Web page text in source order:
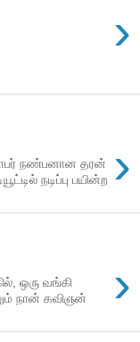
›
›
நண்பனான தரன்
நடிப்பு பயின்ற
›
ஒரு வங்கி
நான் கவிஞன்